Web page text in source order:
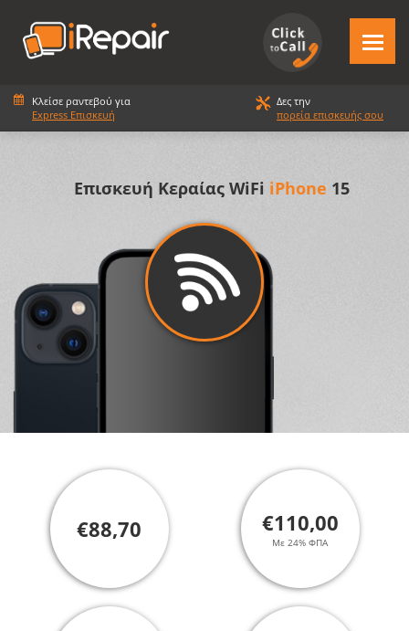
Κλείσε ραντεβού για
Express Επισκευή
Δες την
πορεία επισκευής σου
Επισκευή Κεραίας WiFi iPhone 15
€88,70 €110,00
Με 24% ΦΠΑ